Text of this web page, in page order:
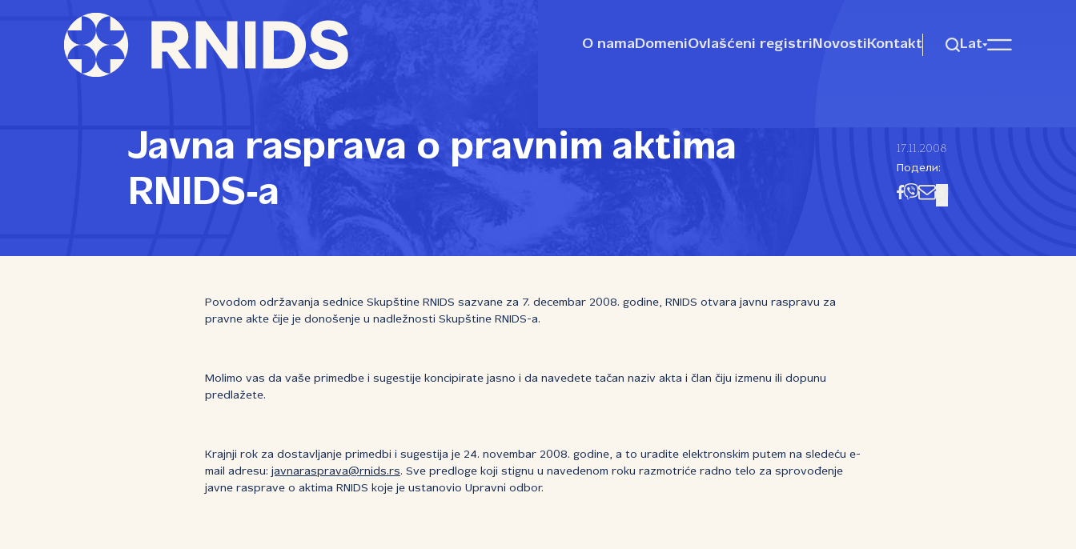
O nama DomeniOvlašćeni registri Novosti Kontakt Lat
Javna rasprava o pravnim aktima
RNIDS‑a
17.11.2008
Подели:
Povodom održavanja sednice Skupštine RNIDS sazvane za 7. decembar 2008. godine, RNIDS otvara javnu raspravu za
pravne akte čije je donošenje u nadležnosti Skupštine RNIDS-a.
Molimo vas da vaše primedbe i sugestije koncipirate jasno i da navedete tačan naziv akta i član čiju izmenu ili dopunu
predlažete.
Krajnji rok za dostavljanje primedbi i sugestija je 24. novembar 2008. godine, a to uradite elektronskim putem na sledeću e-
mail adresu: javnarasprava@rnids.rs. Sve predloge koji stignu u navedenom roku razmotriće radno telo za sprovođenje
javne rasprave o aktima RNIDS koje je ustanovio Upravni odbor.